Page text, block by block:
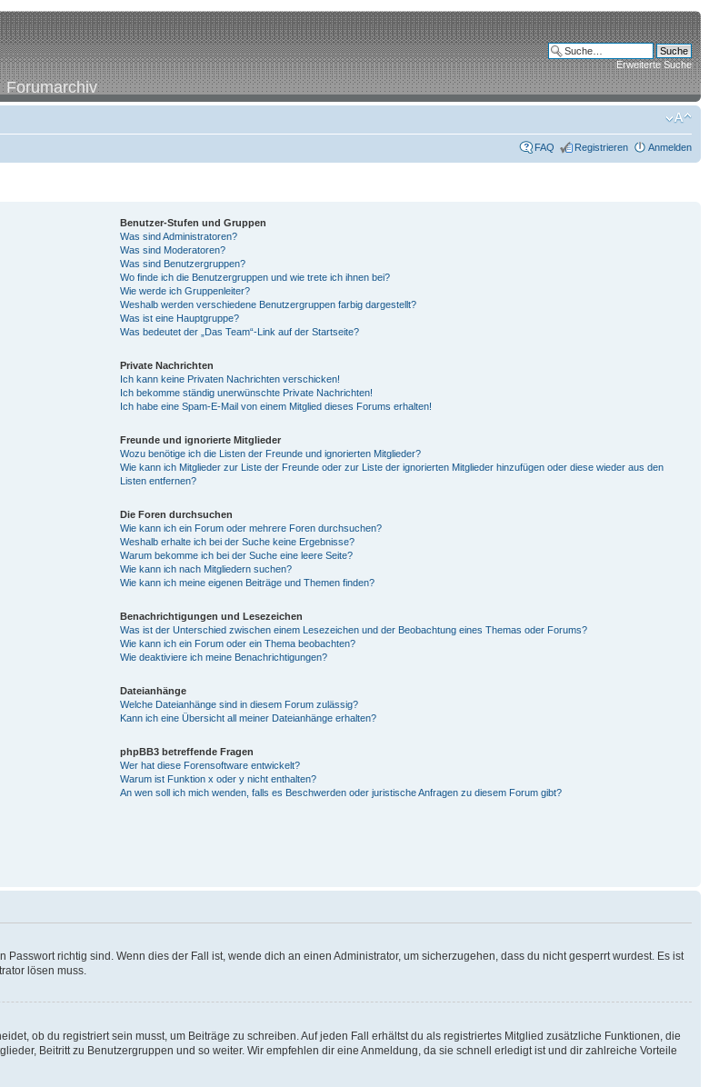
Forumarchiv
Erweiterte Suche
FAQ Registrieren Anmelden
Benutzer-Stufen und Gruppen
Was sind Administratoren?
Was sind Moderatoren?
Was sind Benutzergruppen?
Wo finde ich die Benutzergruppen und wie trete ich ihnen bei?
Wie werde ich Gruppenleiter?
Weshalb werden verschiedene Benutzergruppen farbig dargestellt?
Was ist eine Hauptgruppe?
Was bedeutet der „Das Team“-Link auf der Startseite?
Private Nachrichten
Ich kann keine Privaten Nachrichten verschicken!
Ich bekomme ständig unerwünschte Private Nachrichten!
Ich habe eine Spam-E-Mail von einem Mitglied dieses Forums erhalten!
Freunde und ignorierte Mitglieder
Wozu benötige ich die Listen der Freunde und ignorierten Mitglieder?
Wie kann ich Mitglieder zur Liste der Freunde oder zur Liste der ignorierten Mitglieder hinzufügen oder diese wieder aus den
Listen entfernen?
Die Foren durchsuchen
Wie kann ich ein Forum oder mehrere Foren durchsuchen?
Weshalb erhalte ich bei der Suche keine Ergebnisse?
Warum bekomme ich bei der Suche eine leere Seite?
Wie kann ich nach Mitgliedern suchen?
Wie kann ich meine eigenen Beiträge und Themen finden?
Benachrichtigungen und Lesezeichen
Was ist der Unterschied zwischen einem Lesezeichen und der Beobachtung eines Themas oder Forums?
Wie kann ich ein Forum oder ein Thema beobachten?
Wie deaktiviere ich meine Benachrichtigungen?
Dateianhänge
Welche Dateianhänge sind in diesem Forum zulässig?
Kann ich eine Übersicht all meiner Dateianhänge erhalten?
phpBB3 betreffende Fragen
Wer hat diese Forensoftware entwickelt?
Warum ist Funktion x oder y nicht enthalten?
An wen soll ich mich wenden, falls es Beschwerden oder juristische Anfragen zu diesem Forum gibt?
richtig sind. Wenn dies der Fall ist, wende dich an einen Administrator, um sicherzugehen, dass du nicht gesperrt wurdest. Es ist
lösen muss.
ob du registriert sein musst, um Beiträge zu schreiben. Auf jeden Fall erhältst du als registriertes Mitglied zusätzliche Funktionen, die
Beitritt zu Benutzergruppen und so weiter. Wir empfehlen dir eine Anmeldung, da sie schnell erledigt ist und dir zahlreiche Vorteile